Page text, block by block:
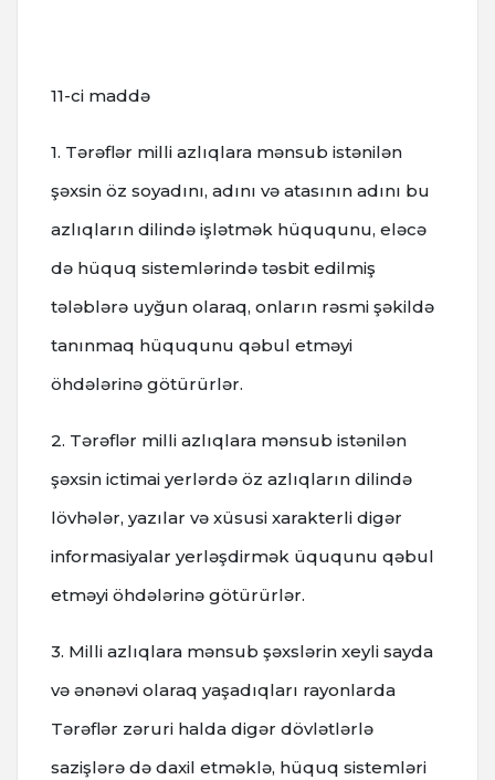
11-ci maddə
1. Tərəflər milli azlıqlara mənsub istənilən
şəxsin öz soyadını, adını və atasının adını bu
azlıqların dilində işlətmək hüququnu, eləcə
də hüquq sistemlərində təsbit edilmiş
tələblərə uyğun olaraq, onların rəsmi şəkildə
tanınmaq hüququnu qəbul etməyi
öhdələrinə götürürlər.
2. Tərəflər milli azlıqlara mənsub istənilən
şəxsin ictimai yerlərdə öz azlıqların dilində
lövhələr, yazılar və xüsusi xarakterli digər
informasiyalar yerləşdirmək üququnu qəbul
etməyi öhdələrinə götürürlər.
3. Milli azlıqlara mənsub şəxslərin xeyli sayda
və ənənəvi olaraq yaşadıqları rayonlarda
Tərəflər zəruri halda digər dövlətlərlə
sazişlərə də daxil etməklə, hüquq sistemləri